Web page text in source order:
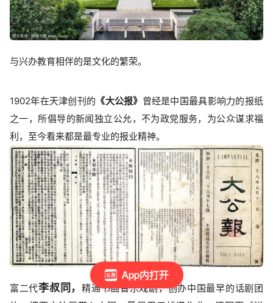
App内打开
与兴办教育相伴的是文化的繁荣。
1902年在天津创刊的 《大公报》 曾经是中国最具影响力的报纸
之一，所倡导的新闻独立公允，不为政党服务，为公众谋求福
利，至今看来都是最专业的报业精神。
富二代李叔同，精通书画音乐戏剧，创办中国最早的话剧团